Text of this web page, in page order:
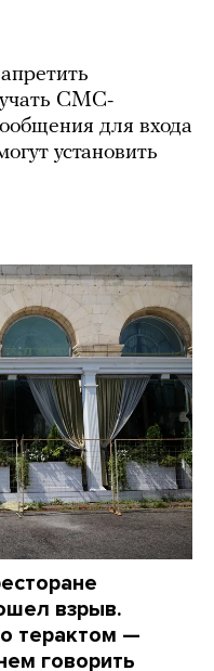
СМС-
для входа
установить
взрыв.
терактом —
говорить